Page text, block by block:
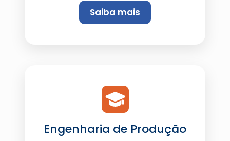
Saiba mais
Engenharia de Produção